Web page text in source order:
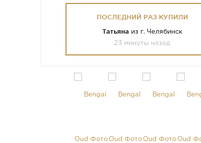
ПОСЛЕДНИЙ РАЗ КУПИЛИ
Татьяна из г. Челябинск
23 минуты назад